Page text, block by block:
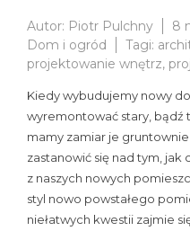
Autor: Piotr Pulchny 8
Dom i ogród
Tagi:
projektowanie wnętrz,
Kiedy wybudujemy nowy
wyremontować stary, bądź
mamy zamiar je
zastanowić się nad tym,
z naszych nowych
styl nowo powstałego
niełatwych kwestii zajmie